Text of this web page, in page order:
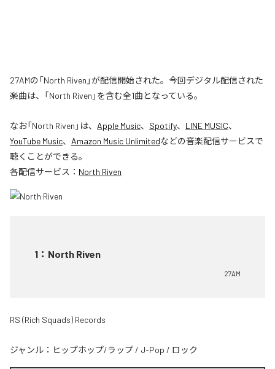
27AMの「North Riven」が配信開始された。今回デジタル配信された
楽曲は、「North Riven」を含む全1曲となっている。
なお「North Riven 」は、 Apple Music、 Spotify、 LINE MUSIC、
YouTube Music、 Amazon Music Unlimitedなどの音楽配信サービスで
聴くことができる。
各配信サービス： North Riven
1 ： North Riven
27AM
RS (Rich Squads) Records
ジャンル： ヒップホップ/ラップ / J-Pop / ロック